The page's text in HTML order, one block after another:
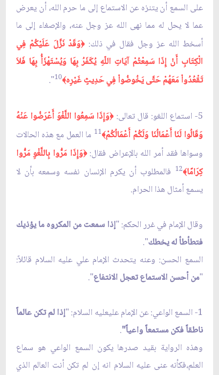
على السمع أن يتنزه عن الاستماع إلى ما حرم الله، أن يعرض
عما لا يحل له مما نهى الله عز وجل عنه، والإصغاء إلى ما
أسخط الله عز وجل فقال في ذلك:﴿وَقَدْ نَزَّلَ عَلَيْكُمْ فِي
الْكِتَابِ أَنْ إِذَا سَمِعْتُمْ آيَاتِ اللّهِ يُكَفَرُ بِهَا وَيُسْتَهْزَأُ بِهَا فَلاَ
تَقْعُدُواْ مَعَهُمْ حَتَّى يَخُوضُواْ فِي حَدِيثٍ غَيْرِه﴾10
".
5- استماع اللغو: قال تعالى: ﴿وَإِذَا سَمِعُوا اللَّغْوَ أَعْرَضُوا عَنْهُ
وَقَالُوا لَنَا أَعْمَالُنَا وَلَكُمْ أَعْمَالُكُمْ﴾11 ما العمل مع هذه الحالات
وسواها فقد أمر الله بالإعراض فقال:﴿وَإِذَا مَرُّوا بِاللَّغْوِ مَرُّوا
كِرَامًا﴾12 فالمطلوب أن يكرم الإنسان نفسه وسمعه بأن لا
يسمع أمثال هذا الحرام.
وقال الإمام في غرر الحكم: "إذا سمعت من المكروه ما يؤذيك
فتطأطأ له يخطك".
السمع الحسن: وعنه يتحدث الإمام علي عليه السلام قائلاً:
"من أحسن الاستماع تعجل الانتفاع".
1- السمع الواعي: عن الإمام علي‏عليه السلام: "
إذا لم تكن عالماً
ناطقاً فكن مستمعاً واعياً".
وهذه الرواية بقيد صدرها يكون السمع الواعي هو سماع
العلم،فكأنه عنى عليه السلام انه إن لم تكن أنت العالم الذي